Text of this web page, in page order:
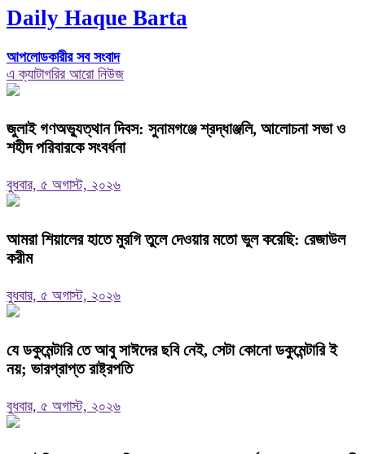
Daily Haque Barta
আপলোডকারীর সব সংবাদ
এ ক্যাটাগরির আরো নিউজ
জুলাই গণঅভ্যুত্থান দিবস: সুনামগঞ্জে শ্রদ্ধাঞ্জলি, আলোচনা সভা ও
শহীদ পরিবারকে সংবর্ধনা
বুধবার, ৫ অগাস্ট, ২০২৬
‎আমরা শিয়ালের হাতে মুরগি তুলে দেওয়ার মতো ভুল করেছি: রেজাউল
করীম
বুধবার, ৫ অগাস্ট, ২০২৬
যে ডকুমেন্টারি তে আবু সাঈদের ছবি নেই, সেটা কোনো ডকুমেন্টারি ই
নয়; ভারপ্রাপ্ত রাষ্ট্রপতি
বুধবার, ৫ অগাস্ট, ২০২৬